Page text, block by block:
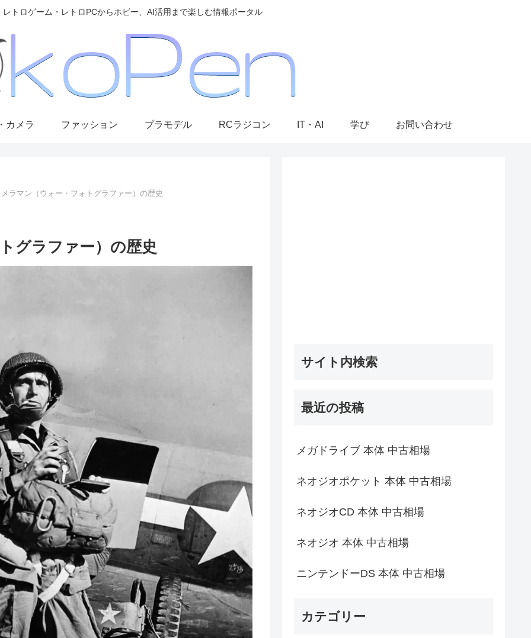
レトロゲーム・レトロPCからホビー、AI活用まで楽しむ情報ポータル
カメラ ファッション プラモデル RCラジコン IT・AI 学び お問い合わせ
ラマン（ウォー・フォトグラファー）の歴史
グラファー）の歴史
サイト内検索
最近の投稿
メガドライブ 本体 中古相場
ネオジオポケット 本体 中古相場
ネオジオCD 本体 中古相場
ネオジオ 本体 中古相場
ニンテンドーDS 本体 中古相場
カテゴリー